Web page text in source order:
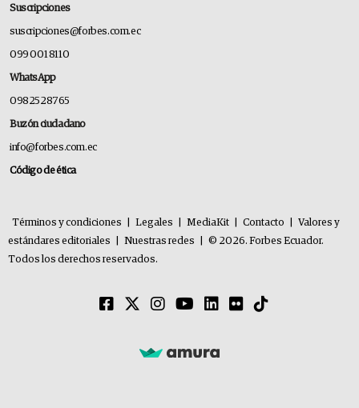
Suscripciones
suscripciones@forbes.com.ec
099 001 8110
WhatsApp
0982528765
Buzón ciudadano
info@forbes.com.ec
Código de ética
Términos y condiciones Legales MediaKit Contacto
Valores y
estándares editoriales
Nuestras redes
© 2026. Forbes Ecuador.
Todos los derechos reservados.